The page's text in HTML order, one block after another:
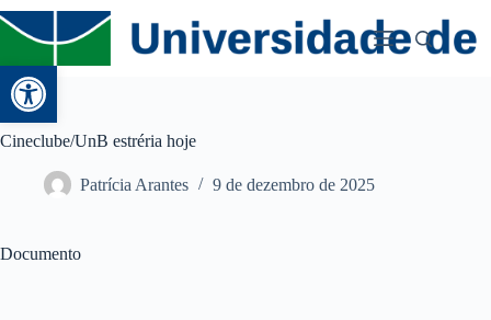
Abrir a barra de ferramentas
Cineclube/UnB estréria hoje
Patrícia Arantes 9 de dezembro de 2025
Documento